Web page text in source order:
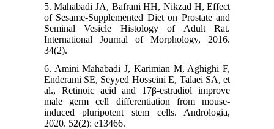
5. Mahabadi JA, Bafrani HH, Nikzad H, Effect
of Sesame-Supplemented Diet on Prostate and
Seminal Vesicle Histology of Adult Rat.
International Journal of Morphology, 2016.
34(2).
6. Amini Mahabadi J, Karimian M, Aghighi F,
Enderami SE, Seyyed Hosseini E, Talaei SA, et
al., Retinoic acid and 17β-estradiol improve
male germ cell differentiation from mouse-
induced pluripotent stem cells. Andrologia,
2020. 52(2): e13466.